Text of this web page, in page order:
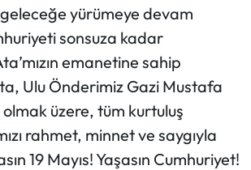
yürümeye devam
sonsuza kadar
emanetine sahip
Ulu Önderimiz Gazi Mustafa
üzere, tüm kurtuluş
rahmet, minnet ve saygıyla
19 Mayıs! Yaşasın Cumhuriyet!